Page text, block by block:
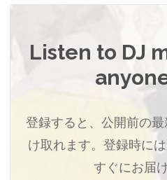
Listen to DJ
登録すると、公開前の
け取れます。登録時に
すぐにお届